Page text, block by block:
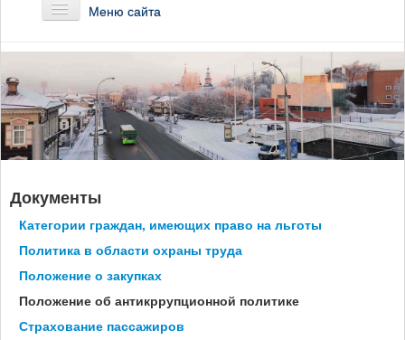
Меню сайта
О предприятии
Маршруты
Документы
Документы
Категории граждан, имеющих право на льготы
Политика в области охраны труда
Положение о закупках
Положение об антикррупционной политике
Страхование пассажиров